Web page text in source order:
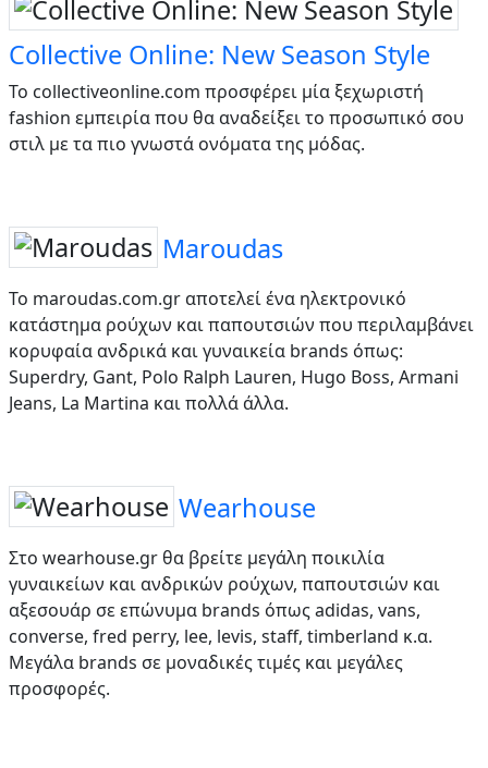
Collective Online: New Season Style
Το collectiveonline.com προσφέρει μία ξεχωριστή
fashion εμπειρία που θα αναδείξει το προσωπικό σου
στιλ με τα πιο γνωστά ονόματα της μόδας.
Maroudas
Το maroudas.com.gr αποτελεί ένα ηλεκτρονικό
κατάστημα ρούχων και παπουτσιών που περιλαμβάνει
κορυφαία ανδρικά και γυναικεία brands όπως:
Superdry, Gant, Polo Ralph Lauren, Hugo Boss, Armani
Jeans, La Martina και πολλά άλλα.
Wearhouse
Στο wearhouse.gr θα βρείτε μεγάλη ποικιλία
γυναικείων και ανδρικών ρούχων, παπουτσιών και
αξεσουάρ σε επώνυμα brands όπως adidas, vans,
converse, fred perry, lee, levis, staff, timberland κ.α.
Μεγάλα brands σε μοναδικές τιμές και μεγάλες
προσφορές.